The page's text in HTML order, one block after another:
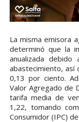
La misma emisora
determinó que la
anualizada
abastecimiento, así
0,13 por ciento.
Valor Agregado de
tarifa media de
1,22, tomando
Consumidor (IPC)